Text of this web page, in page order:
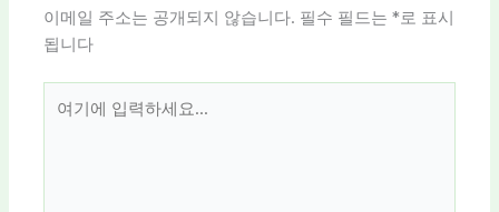
이메일 주소는 공개되지 않습니다. 필수 필드는*로 표시
됩니다